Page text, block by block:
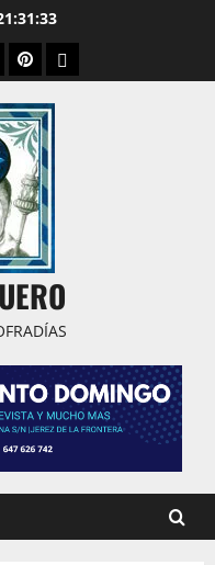
PinterestDribbble